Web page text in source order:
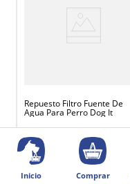
Inicio Comprar
Repuesto Filtro Fuente De
Agua Para Perro Dog It
$ 51
$ 31